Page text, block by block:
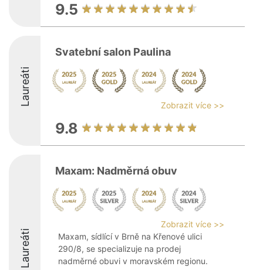
9.5
Laureáti
Svatební salon Paulina
Zobrazit více >>
9.8
Laureáti
Maxam: Nadměrná obuv
Zobrazit více >>
Maxam, sídlící v Brně na Křenové ulici
290/8, se specializuje na prodej
nadměrné obuvi v moravském regionu.